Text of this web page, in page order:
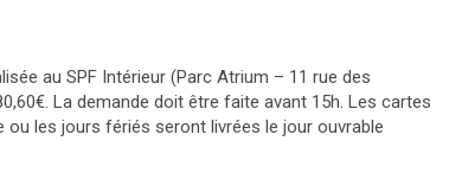
au SPF Intérieur (Parc Atrium – 11 rue des
La demande doit être faite avant 15h. Les cartes
les jours fériés seront livrées le jour ouvrable